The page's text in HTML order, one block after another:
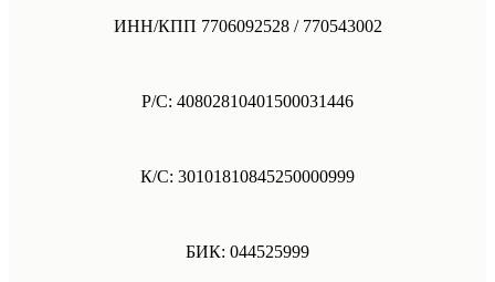
ИНН/КПП 7706092528 / 770543002
Р/С: 40802810401500031446
К/С: 30101810845250000999
БИК: 044525999